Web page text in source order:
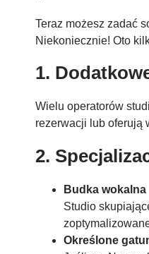
Teraz możesz zadać
Niekoniecznie! Oto
1.
Wielu operatorów
rezerwacji lub oferują
2.
Budka wokalna
Studio
Określone